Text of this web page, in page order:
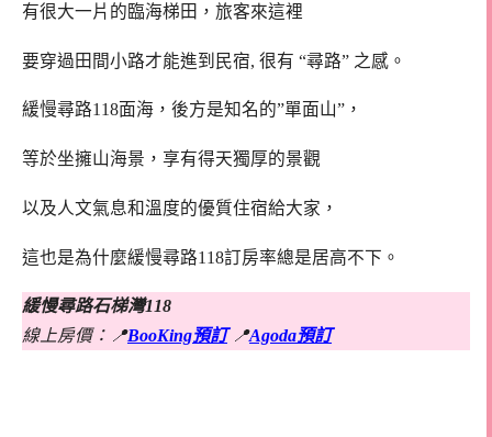
有很大一片的臨海梯田，旅客來這裡
要穿過田間小路才能進到民宿, 很有 “尋路” 之感。
緩慢尋路118面海，後方是知名的”單面山”，
等於坐擁山海景，享有得天獨厚的景觀
以及人文氣息和溫度的優質住宿給大家，
這也是為什麼緩慢尋路118訂房率總是居高不下。
緩慢尋路石梯灣118
線上房價： 📍BooKing預訂📍Agoda預訂